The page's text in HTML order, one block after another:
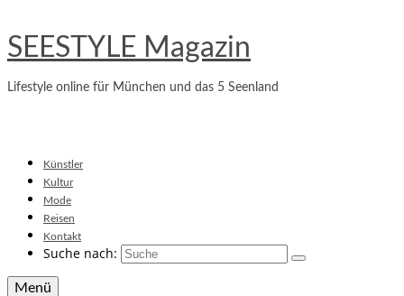
SEESTYLE Magazin
Lifestyle online für München und das 5 Seenland
Künstler
Kultur
Mode
Reisen
Kontakt
Suche nach:
Menü